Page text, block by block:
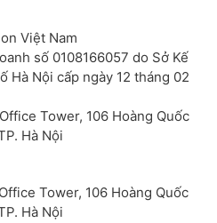
Việt Nam
số 0108166057 do Sở Kế
Hà Nội cấp ngày 12 tháng 02
Tower, 106 Hoàng Quốc
Hà Nội
Tower, 106 Hoàng Quốc
Hà Nội